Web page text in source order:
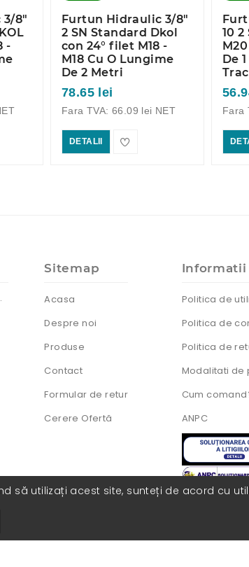
8"
-
Furtun Hidraulic 3/8"
2 SN Standard Dkol
con 24° filet M18 -
M18 Cu O Lungime
De 2 Metri
78.65 lei
Fara TVA: 66.09 lei NET
DETALII
10
De
Fara
Sitemap
Acasa
Despre noi
Produse
Contact
Formular de retur
Cerere Ofertă
Politica de
Politica de
Politica de
Modalitati de
Cum
ANPC
să utilizați acest site, sunteți de acord cu